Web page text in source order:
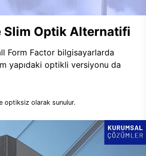
Slim Optik Alternatifi
Form Factor bilgisayarlarda
yapıdaki optikli versiyonu da
optiksiz olarak sunulur.